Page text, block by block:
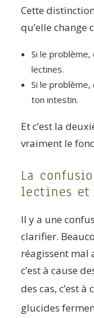
Cette
qu’elle change
Si le
lectines.
Si le
ton intestin.
Et c’est la
vraiment le
La
lectines et
Il y a une
clarifier.
réagissent mal
c’est à cause
des cas, c’est à
glucides